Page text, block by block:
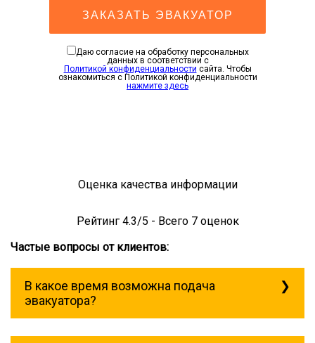
ЗАКАЗАТЬ ЭВАКУАТОР
Даю согласие на обработку персональных
данных в соответствии с
Политикой конфиденциальности сайта. Чтобы
ознакомиться с Политикой конфиденциальности
нажмите здесь
Оценка качества информации
Рейтинг 4.3/5 - Всего 7оценок
Частые вопросы от клиентов:
В какое время возможна подача
эвакуатора?